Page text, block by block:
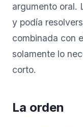
argumento oral.
y podía
combinada con
solamente lo
corto.
La orden